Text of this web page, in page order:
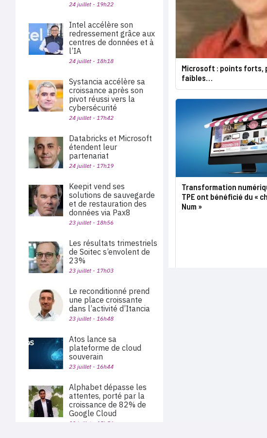
Microsoft : points forts,
faibles…
Transformation
TPE ont bénéficié du «
Num »
24 juillet - 19h22
Intel accélère son
redressement grâce aux
centres de données et à
l’IA
24 juillet - 18h18
Systancia accélère sa
croissance après son
pivot réussi vers la
cybersécurité
24 juillet - 17h42
Databricks et Microsoft
étendent leur
partenariat
24 juillet - 17h19
Keepit vend ses
solutions de sauvegarde
et de restauration des
données via Pax8
23 juillet - 18h56
Les résultats trimestriels
de Soitec s’envolent de
23%
23 juillet - 17h03
Le reconditionné prend
une place croissante
dans l’activité d’Itancia
23 juillet - 16h48
Atos lance sa
plateforme de cloud
souverain
23 juillet - 16h44
Alphabet dépasse les
attentes, porté par la
croissance de 82% de
Google Cloud
23 juillet - 15h56